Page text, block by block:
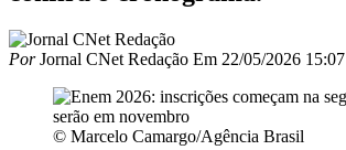
PorJornal CNet Redação Em 22/05/2026 15:07
© Marcelo Camargo/Agência Brasil